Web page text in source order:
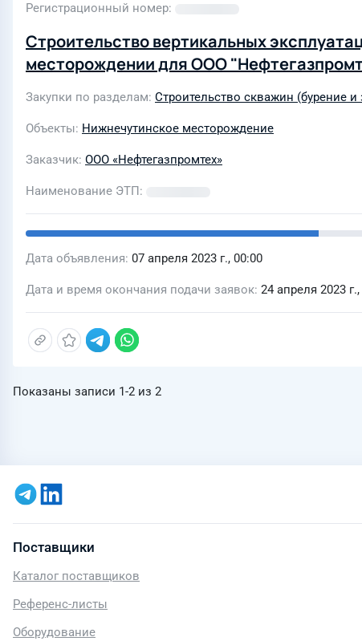
Регистрационный номер
Строительство вертикальных
месторождении для ООО
Закупки по разделам Строительство скважин (бурение и
Объекты Нижнечутинское месторождение
Заказчик ООО «Нефтегазпромтех»
Наименование ЭТП
Дата объявления 07 апреля 2023 г., 00:00
Дата и время окончания подачи заявок 24 апреля 2023
Показаны записи 1-2 из 2
Поставщики
Каталог поставщиков
Референс-листы
Оборудование